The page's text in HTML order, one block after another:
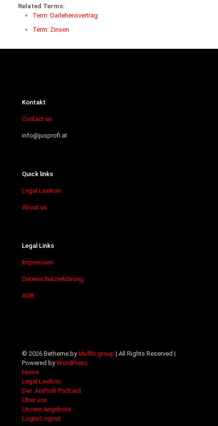
Related Terms:
Term: Darlehensvertrag
Term: Zinsen
Kontakt
Contact us
info@jusprofi.at
Quick links
Legal Lexikon
About us
Legal Links
Impressum
Datenschutzerklärung
AGB
© 2026 Betheme byMuffin group | All Rights Reserved |
Powered byWordPress
Home
Legal Lexikon
Der JusProfi Podcast
Über uns
Unsere Angebote
Login/Logout